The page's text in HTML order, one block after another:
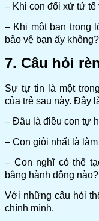
– Khi con đối xử tử tế
– Khi một bạn trong
bảo vệ bạn ấy không?
7. Câu hỏi
Sự tự tin là một
của trẻ sau này. Đây
– Đâu là điều con tự
– Con giỏi nhất là
– Con nghĩ có thể
bằng hành động nào?
Với những câu hỏi
chính mình.